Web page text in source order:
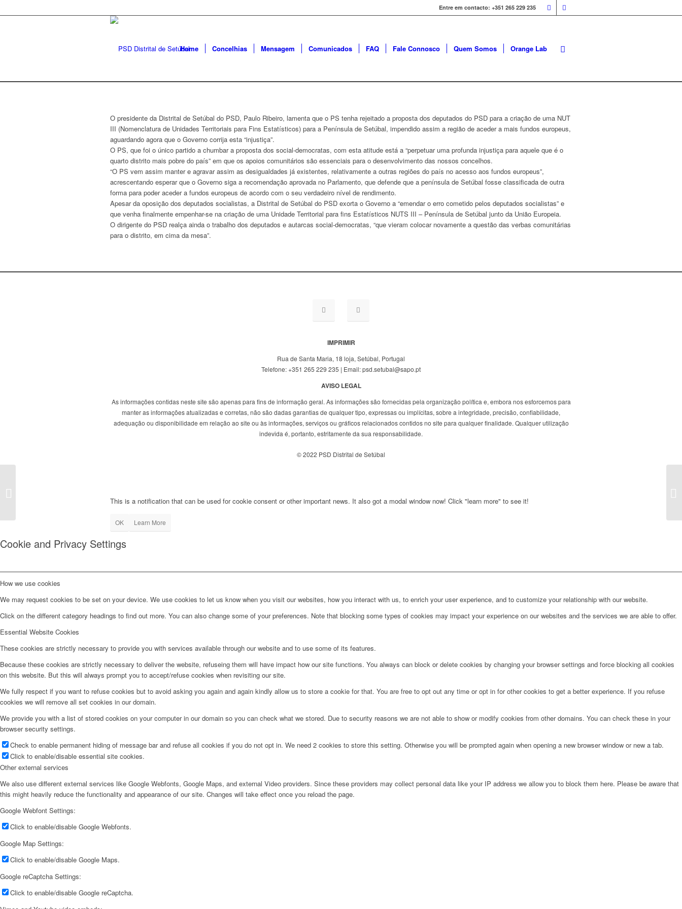
Entre em contacto: +351 265 229 235
Home Concelhias Mensagem Comunicados FAQ Fale Connosco Quem Somos Orange Lab
O presidente da Distrital de Setúbal do PSD, Paulo Ribeiro, lamenta que o PS tenha rejeitado a proposta dos deputados do PSD para a criação de uma NUT
III (Nomenclatura de Unidades Territoriais para Fins Estatísticos) para a Península de Setúbal, impendido assim a região de aceder a mais fundos europeus,
aguardando agora que o Governo corrija esta “injustiça”.
O PS, que foi o único partido a chumbar a proposta dos social-democratas, com esta atitude está a “perpetuar uma profunda injustiça para aquele que é o
quarto distrito mais pobre do país” em que os apoios comunitários são essenciais para o desenvolvimento das nossos concelhos.
“O PS vem assim manter e agravar assim as desigualdades já existentes, relativamente a outras regiões do país no acesso aos fundos europeus”,
acrescentando esperar que o Governo siga a recomendação aprovada no Parlamento, que defende que a península de Setúbal fosse classificada de outra
forma para poder aceder a fundos europeus de acordo com o seu verdadeiro nível de rendimento.
Apesar da oposição dos deputados socialistas, a Distrital de Setúbal do PSD exorta o Governo a “emendar o erro cometido pelos deputados socialistas” e
que venha finalmente empenhar-se na criação de uma Unidade Territorial para fins Estatísticos NUTS III – Península de Setúbal junto da União Europeia.
O dirigente do PSD realça ainda o trabalho dos deputados e autarcas social-democratas, “que vieram colocar novamente a questão das verbas comunitárias
para o distrito, em cima da mesa”.
IMPRIMIR
Rua de Santa Maria, 18 loja, Setúbal, Portugal
Telefone: +351 265 229 235 | Email: psd.setubal@sapo.pt
AVISO LEGAL
As informações contidas neste site são apenas para fins de informação geral. As informações são fornecidas pela organização política e, embora nos esforcemos para
manter as informações atualizadas e corretas, não são dadas garantias de qualquer tipo, expressas ou implícitas, sobre a integridade, precisão, confiabilidade,
adequação ou disponibilidade em relação ao site ou às informações, serviços ou gráficos relacionados contidos no site para qualquer finalidade. Qualquer utilização
indevida é, portanto, estritamente da sua responsabilidade.
© 2022 PSD Distrital de Setúbal
This is a notification that can be used for cookie consent or other important news. It also got a modal window now! Click "learn more" to see it!
OK Learn More
Cookie and Privacy Settings
How we use cookies
We may request cookies to be set on your device. We use cookies to let us know when you visit our websites, how you interact with us, to enrich your user experience, and to customize your relationship with our website.
Click on the different category headings to find out more. You can also change some of your preferences. Note that blocking some types of cookies may impact your experience on our websites and the services we are able to offer.
Essential Website Cookies
These cookies are strictly necessary to provide you with services available through our website and to use some of its features.
Because these cookies are strictly necessary to deliver the website, refuseing them will have impact how our site functions. You always can block or delete cookies by changing your browser settings and force blocking all cookies
on this website. But this will always prompt you to accept/refuse cookies when revisiting our site.
We fully respect if you want to refuse cookies but to avoid asking you again and again kindly allow us to store a cookie for that. You are free to opt out any time or opt in for other cookies to get a better experience. If you refuse
cookies we will remove all set cookies in our domain.
We provide you with a list of stored cookies on your computer in our domain so you can check what we stored. Due to security reasons we are not able to show or modify cookies from other domains. You can check these in your
browser security settings.
Check to enable permanent hiding of message bar and refuse all cookies if you do not opt in. We need 2 cookies to store this setting. Otherwise you will be prompted again when opening a new browser window or new a tab.
Click to enable/disable essential site cookies.
Other external services
We also use different external services like Google Webfonts, Google Maps, and external Video providers. Since these providers may collect personal data like your IP address we allow you to block them here. Please be aware that
this might heavily reduce the functionality and appearance of our site. Changes will take effect once you reload the page.
Google Webfont Settings:
Click to enable/disable Google Webfonts.
Google Map Settings:
Click to enable/disable Google Maps.
Google reCaptcha Settings:
Click to enable/disable Google reCaptcha.